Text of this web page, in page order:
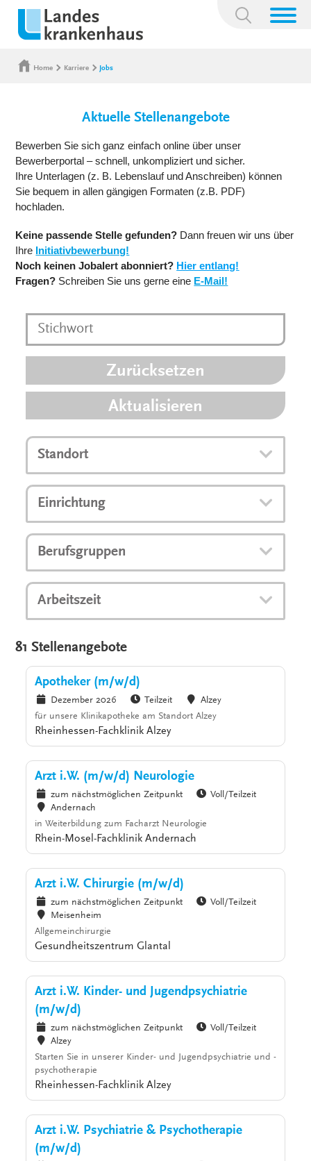
Suchbegriff:
Home Karriere Jobs
Aktuelle Stellenangebote
Bewerben Sie sich ganz einfach online über unser
Bewerberportal – schnell, unkompliziert und sicher.
Ihre Unterlagen (z. B. Lebenslauf und Anschreiben) können
Sie bequem in allen gängigen Formaten (z.B. PDF)
hochladen.
Keine passende Stelle gefunden? Dann freuen wir uns über
Ihre Initiativbewerbung!
Noch keinen Jobalert abonniert? Hier entlang!
Fragen? Schreiben Sie uns gerne eine E-Mail!
Zurücksetzen
Aktualisieren
Standort
Einrichtung
Berufsgruppen
Arbeitszeit
81 Stellenangebote
Apotheker (m/w/d)
Dezember 2026 Teilzeit
Alzey
für unsere Klinikapotheke am Standort Alzey
Rheinhessen-Fachklinik Alzey
Arzt i.W. (m/w/d) Neurologie
zum nächstmöglichen Zeitpunkt
Voll/Teilzeit
Andernach
in Weiterbildung zum Facharzt Neurologie
Rhein-Mosel-Fachklinik Andernach
Arzt i.W. Chirurgie (m/w/d)
zum nächstmöglichen Zeitpunkt
Voll/Teilzeit
Meisenheim
Allgemeinchirurgie
Gesundheitszentrum Glantal
Arzt i.W. Kinder- und Jugendpsychiatrie
(m/w/d)
zum nächstmöglichen Zeitpunkt
Voll/Teilzeit
Alzey
Starten Sie in unserer Kinder- und Jugendpsychiatrie und -
psychotherapie
Rheinhessen-Fachklinik Alzey
Arzt i.W. Psychiatrie & Psychotherapie
(m/w/d)